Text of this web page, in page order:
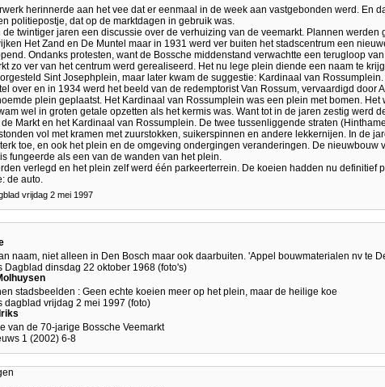
herinnerde aan het vee dat er eenmaal in de week aan vastgebonden werd. En
politiepostje, dat op de marktdagen in gebruik was.
de twintiger jaren een discussie over de verhuizing van de veemarkt. Plannen werden
Het Zand en De Muntel maar in 1931 werd ver buiten het stadscentrum een
Ondanks protesten, want de Bossche middenstand verwachtte een terugloop
zo ver van het centrum werd gerealiseerd. Het nu lege plein diende een naam te
Sint Josephplein, maar later kwam de suggestie: Kardinaal van
over en in 1934 werd het beeld van de redemptorist Van Rossum, vervaardigd door
plein geplaatst. Het Kardinaal van Rossumplein was een plein met bomen. Het
wel in groten getale opzetten als het kermis was. Want tot in de jaren zestig werd
Markt en het Kardinaal van Rossumplein. De twee tussenliggende straten
vol met kramen met zuurstokken, suikerspinnen en andere lekkernijen. In de
toe, en ook het plein en de omgeving ondergingen veranderingen. De nieuwbouw
fungeerde als een van de wanden van het plein.
verlegd en het plein zelf werd één parkeerterrein. De koeien hadden nu definitief
de auto.
vrijdag 2 mei 1997
naam, niet alleen in Den Bosch maar ook daarbuiten. 'Appel bouwmaterialen nv te
Dagblad dinsdag 22 oktober 1968 (foto's)
stadsbeelden : Geen echte koeien meer op het plein, maar de heilige koe
dagblad vrijdag 2 mei 1997 (foto)
van de 70-jarige Bossche Veemarkt
1 (2002) 6-8